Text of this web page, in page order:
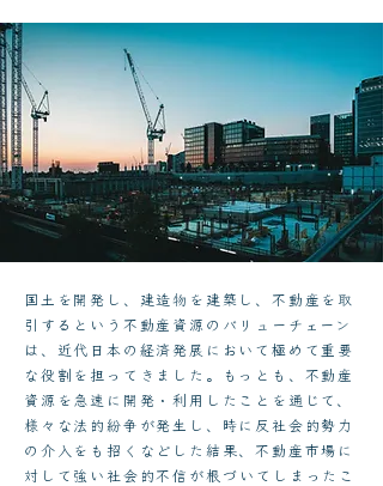
国土を開発し、建造物を建築し、不動産を取
引するという不動産資源のバリューチェーン
は、近代日本の経済発展において極めて重要
な役割を担ってきました。もっとも、不動産
資源を急速に開発・利用したことを通じて、
様々な法的紛争が発生し、時に反社会的勢力
の介入をも招くなどした結果、不動産市場に
対して強い社会的不信が根づいてしまったこ